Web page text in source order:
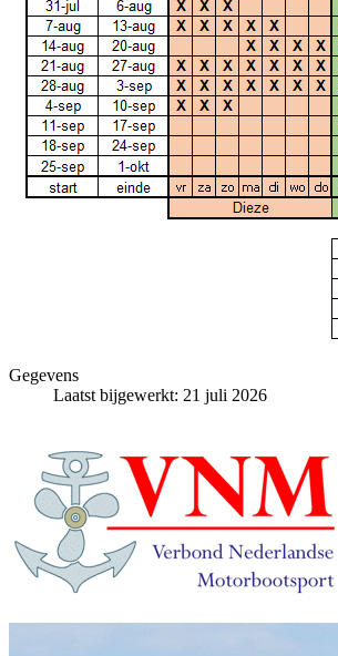
Gegevens
Laatst bijgewerkt: 21 juli 2026